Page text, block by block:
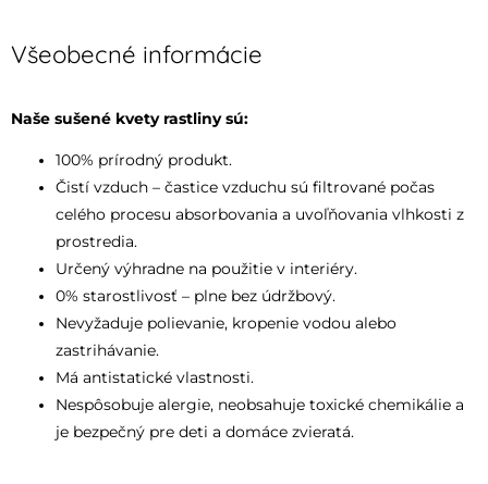
Všeobecné informácie
Naše sušené kvety rastliny sú:
100% prírodný produkt.
Čistí vzduch – častice vzduchu sú filtrované počas
celého procesu absorbovania a uvoľňovania vlhkosti z
prostredia.
Určený výhradne na použitie v interiéry.
0% starostlivosť – plne bez údržbový.
Nevyžaduje polievanie, kropenie vodou alebo
zastrihávanie.
Má antistatické vlastnosti.
Nespôsobuje alergie, neobsahuje toxické chemikálie a
je bezpečný pre deti a domáce zvieratá.